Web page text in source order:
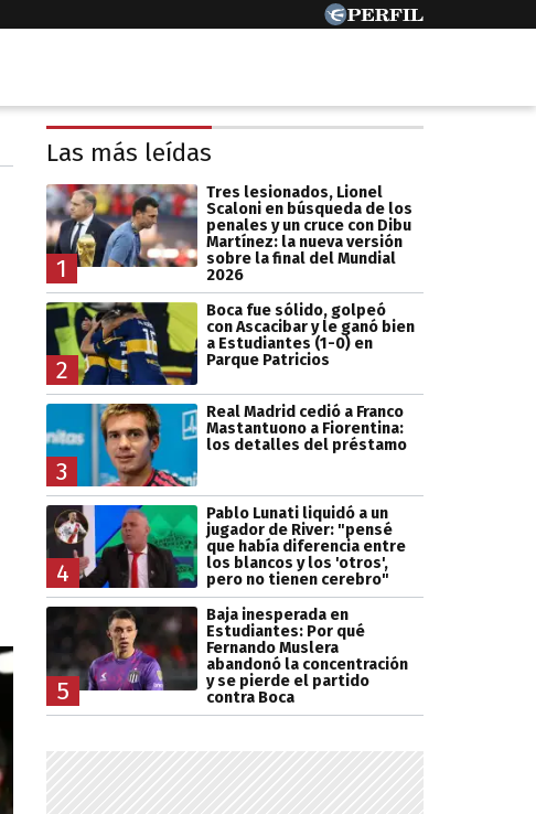
Las más leídas
1
Tres lesionados, Lionel
Scaloni en búsqueda de los
penales y un cruce con Dibu
Martínez: la nueva versión
sobre la final del Mundial
2026
2
Boca fue sólido, golpeó
con Ascacibar y le ganó bien
a Estudiantes (1-0) en
Parque Patricios
3
Real Madrid cedió a Franco
Mastantuono a Fiorentina:
los detalles del préstamo
4
Pablo Lunati liquidó a un
jugador de River: "pensé
que había diferencia entre
los blancos y los 'otros',
pero no tienen cerebro"
5
Baja inesperada en
Estudiantes: Por qué
Fernando Muslera
abandonó la concentración
y se pierde el partido
contra Boca